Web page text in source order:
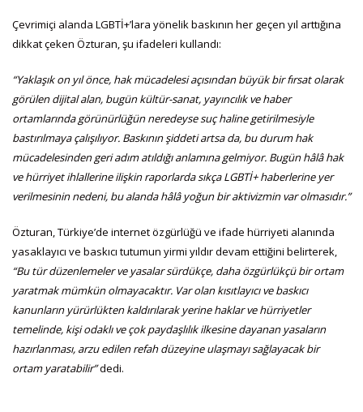
Çevrimiçi alanda LGBTİ+’lara yönelik baskının her geçen yıl arttığına
dikkat çeken Özturan, şu ifadeleri kullandı:
“Yaklaşık on yıl önce, hak mücadelesi açısından büyük bir fırsat olarak
görülen dijital alan, bugün kültür-sanat, yayıncılık ve haber
ortamlarında görünürlüğün neredeyse suç haline getirilmesiyle
bastırılmaya çalışılıyor. Baskının şiddeti artsa da, bu durum hak
mücadelesinden geri adım atıldığı anlamına gelmiyor. Bugün hâlâ hak
ve hürriyet ihlallerine ilişkin raporlarda sıkça LGBTİ+ haberlerine yer
verilmesinin nedeni, bu alanda hâlâ yoğun bir aktivizmin var olmasıdır.”
Özturan, Türkiye’de internet özgürlüğü ve ifade hürriyeti alanında
yasaklayıcı ve baskıcı tutumun yirmi yıldır devam ettiğini belirterek,
“Bu tür düzenlemeler ve yasalar sürdükçe, daha özgürlükçü bir ortam
yaratmak mümkün olmayacaktır. Var olan kısıtlayıcı ve baskıcı
kanunların yürürlükten kaldırılarak yerine haklar ve hürriyetler
temelinde, kişi odaklı ve çok paydaşlılık ilkesine dayanan yasaların
hazırlanması, arzu edilen refah düzeyine ulaşmayı sağlayacak bir
ortam yaratabilir”dedi.